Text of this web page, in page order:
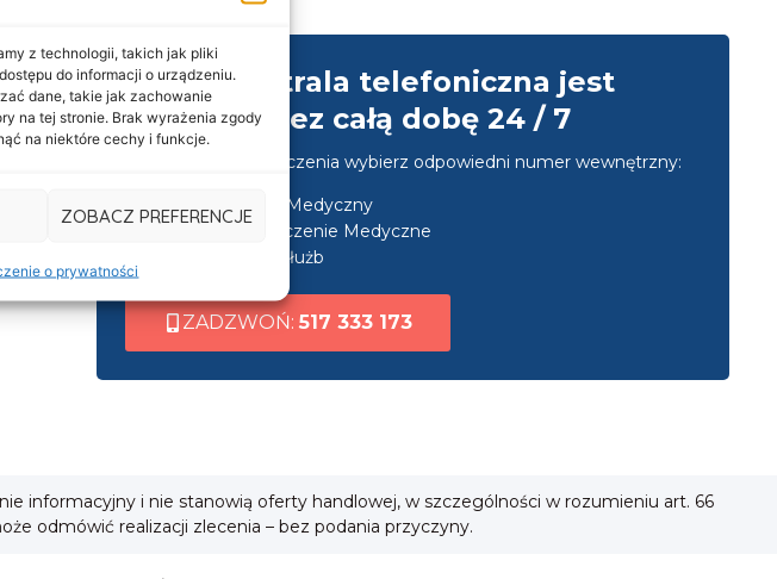
z technologii, takich jak pliki
do informacji o urządzeniu.
dane, takie jak zachowanie
na tej stronie. Brak wyrażenia zgody
na niektóre cechy i funkcje.
ZOBACZ PREFERENCJE
o prywatności
Nasza centrala telefoniczna jest
czynna przez całą dobę 24 / 7
Po nawiązaniu połączenia wybierz odpowiedni numer wewnętrzny:
wew. 1 ➜ Transport Medyczny
wew. 2 ➜ Zabezpieczenie Medyczne
wew. 3 ➜ Obsługa służb
ZADZWOŃ:517 333 173
informacyjny i nie stanowią oferty handlowej, w szczególności w rozumieniu art. 66
odmówić realizacji zlecenia – bez podania przyczyny.